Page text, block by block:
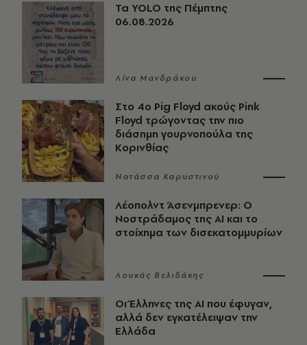
Τα YOLO της Πέμπτης
06.08.2026
Λίνα Μανδράκου
Στο 4ο Pig Floyd ακούς Pink
Floyd τρώγοντας την πιο
διάσημη γουρνοπούλα της
Κορινθίας
Νατάσσα Καρυστινού
Λέοπολντ Άσενμπρενερ: Ο
Νοστράδαμος της AI και το
στοίχημα των δισεκατομμυρίων
Λουκάς Βελιδάκης
Οι Έλληνες της ΑΙ που έφυγαν,
αλλά δεν εγκατέλειψαν την
Ελλάδα